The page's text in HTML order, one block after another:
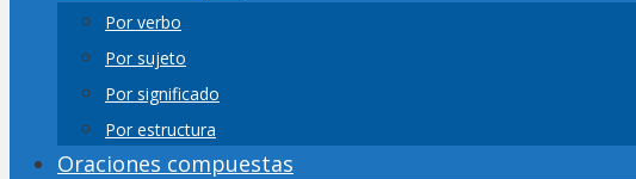
Por verbo
Por sujeto
Por significado
Por estructura
Oraciones compuestas